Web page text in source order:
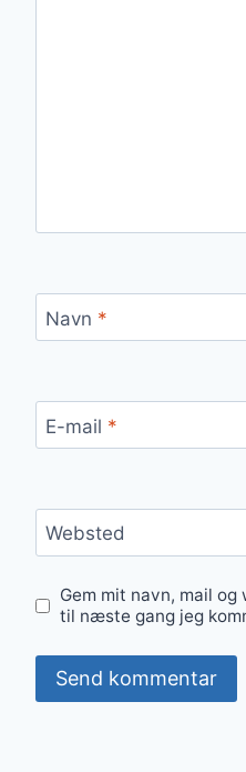
Navn *
E-mail *
Websted
Gem mit navn, mail
til næste gang jeg